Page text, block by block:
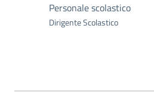
Personale scolastico
Dirigente Scolastico